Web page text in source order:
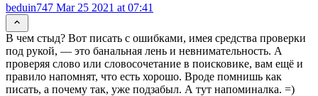
beduin747 Mar 25 2021 at 07:41
В чем стыд? Вот писать с ошибками, имея средства проверки
под рукой, — это банальная лень и невнимательность. А
проверяя слово или словосочетание в поисковике, вам ещё и
правило напомнят, что есть хорошо. Вроде помнишь как
писать, а почему так, уже подзабыл. А тут напоминалка. =)